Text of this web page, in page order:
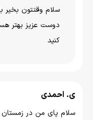
سلام وقتتون بخير
دوست عزیز بهتر
کنید
ی. احمدی
سلام پای من در زمستان